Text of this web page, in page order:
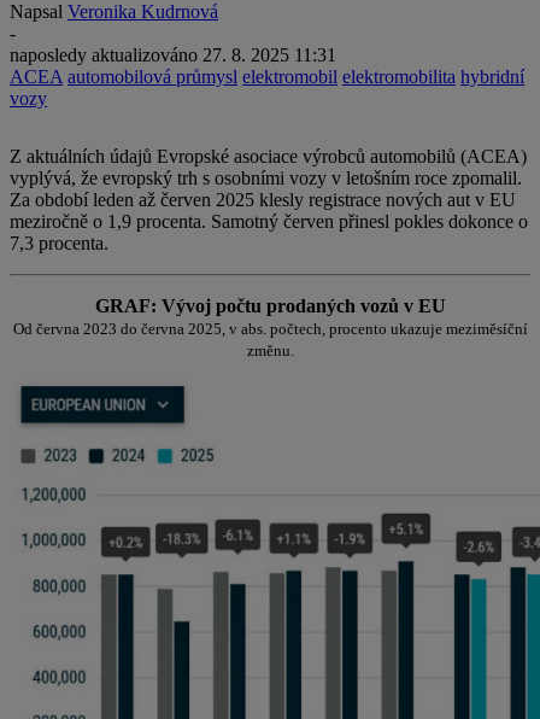
Napsal Veronika Kudrnová
-
naposledy aktualizováno 27. 8. 2025 11:31
ACEA automobilová průmysl elektromobil elektromobilita hybridní
vozy
Z aktuálních údajů Evropské asociace výrobců automobilů (ACEA)
vyplývá, že evropský trh s osobními vozy v letošním roce zpomalil.
Za období leden až červen 2025 klesly registrace nových aut v EU
meziročně o 1,9 procenta. Samotný červen přinesl pokles dokonce o
7,3 procenta.
GRAF: Vývoj počtu prodaných vozů v EU
Od června 2023 do června 2025, v abs. počtech, procento ukazuje meziměsíční
změnu.